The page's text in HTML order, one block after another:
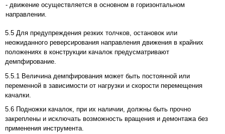
- движение осуществляется в основном в горизонтальном
направлении.
5.5 Для предупреждения резких толчков, остановок или
неожиданного реверсирования направления движения в крайних
положениях в конструкции качалок предусматривают
демпфирование.
5.5.1 Величина демпфирования может быть постоянной или
переменной в зависимости от нагрузки и скорости перемещения
качалки.
5.6 Подножки качалок, при их наличии, должны быть прочно
закреплены и исключать возможность вращения и демонтажа без
применения инструмента.